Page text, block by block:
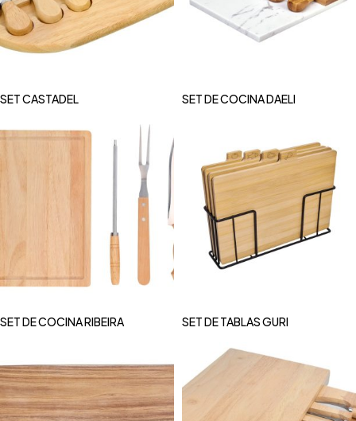
SET CASTADEL SET DE COCINA DAELI
SET DE COCINA RIBEIRA SET DE TABLAS GURI